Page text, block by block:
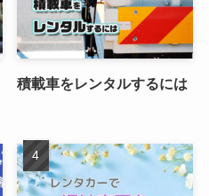
積載車をレンタルするには